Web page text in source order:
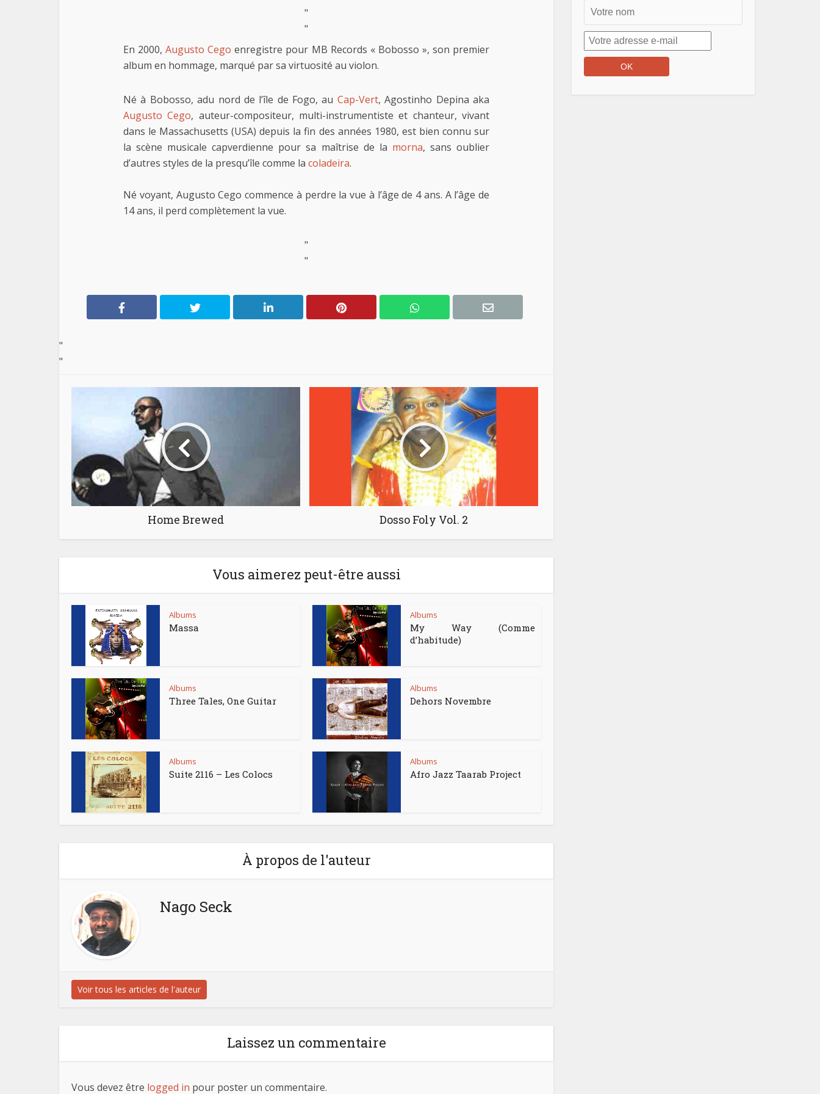
"
"
En 2000,Augusto Cego enregistre pour MB Records « Bobosso », son premier
album en hommage, marqué par sa virtuosité au violon.
Né à Bobosso, adu nord de l’île de Fogo, au Cap-Vert, Agostinho Depina aka
Augusto Cego, auteur-compositeur, multi-instrumentiste et chanteur, vivant
dans le Massachusetts (USA) depuis la fin des années 1980, est bien connu sur
la scène musicale capverdienne pour sa maîtrise de la morna, sans oublier
d’autres styles de la presqu’île comme la coladeira.
Né voyant, Augusto Cego commence à perdre la vue à l’âge de 4 ans. A l’âge de
14 ans, il perd complètement la vue.
"
"
"
"
Home Brewed Dosso Foly Vol. 2
Vous aimerez peut-être aussi
Albums
Massa
Albums
My Way (Comme
d’habitude)
Albums
Three Tales, One Guitar
Albums
Dehors Novembre
Albums
Suite 2116 – Les Colocs
Albums
Afro Jazz Taarab Project
À propos de l'auteur
Nago Seck
Voir tous les articles de l'auteur
Laissez un commentaire
Vous devez être logged in pour poster un commentaire.